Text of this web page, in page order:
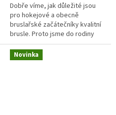
Dobře víme, jak důležité jsou
pro hokejové a obecně
bruslařské začátečníky kvalitní
brusle. Proto jsme do rodiny
Bauer zařadili i zbrusu nový
model XLP (learn to play),
který...
Novinka